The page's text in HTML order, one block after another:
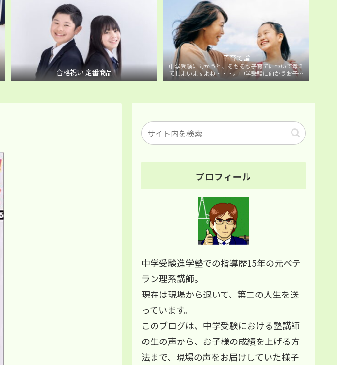
合格祝い 定番商品
子育て論
中学受験に向かうと、そもそも子育てについて考え
てしまいますよね・・・。中学受験に向かうお子様
を持つ保護者の方に向けた子育て論について。
プロフィール
中学受験進学塾での指導歴15年の元ベテ
ラン理系講師。
現在は現場から退いて、第二の人生を送
っています。
このブログは、中学受験における塾講師
の生の声から、お子様の成績を上げる方
法まで、現場の声をお届けしていた様子